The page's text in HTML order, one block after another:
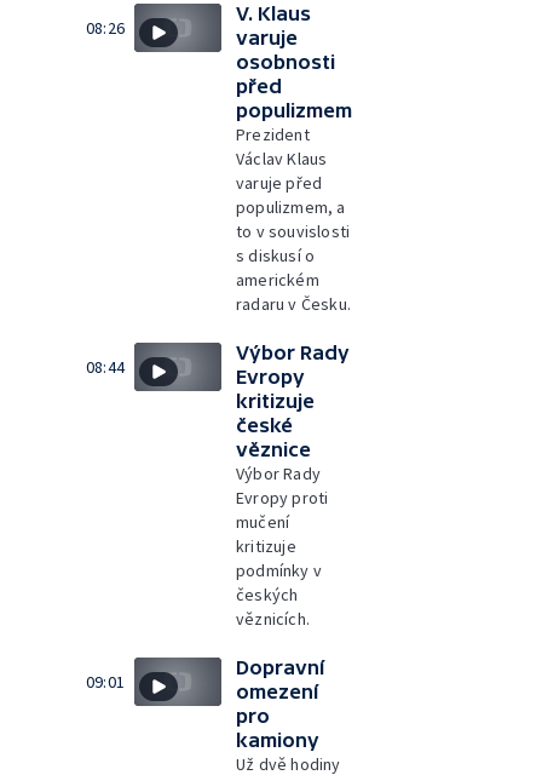
08:26
V. Klaus
varuje
osobnosti
před
populizmem
Prezident
Václav Klaus
varuje před
populizmem, a
to v souvislosti
s diskusí o
americkém
radaru v Česku.
08:44
Výbor Rady
Evropy
kritizuje
české
věznice
Výbor Rady
Evropy proti
mučení
kritizuje
podmínky v
českých
věznicích.
09:01
Dopravní
omezení
pro
kamiony
Už dvě hodiny